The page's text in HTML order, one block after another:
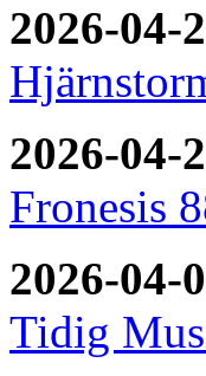
2026-04-
2026-04-
Fronesis
2026-04-
Tidig